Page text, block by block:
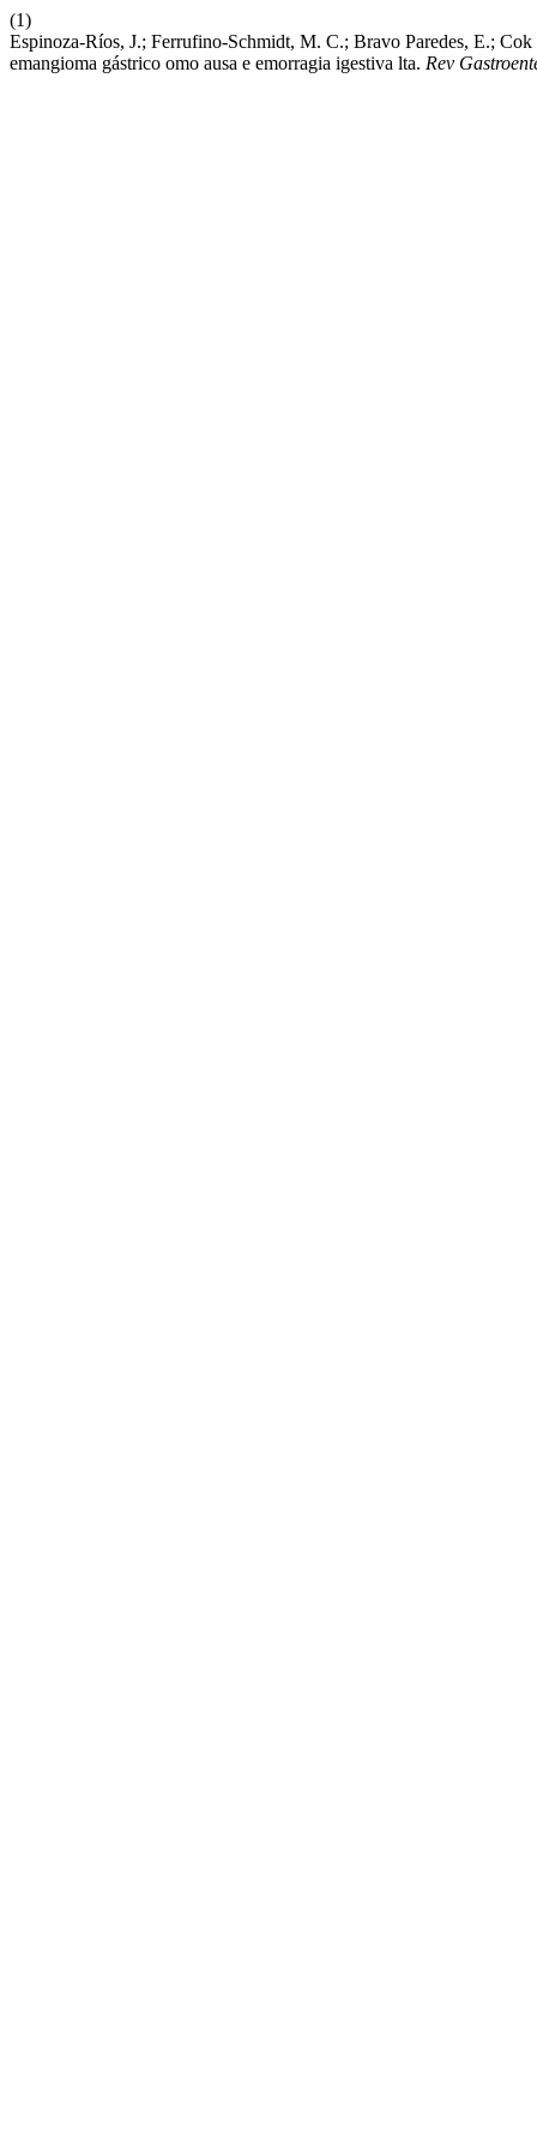
(1)
Espinoza-Ríos, J.; Ferrufino-Schmidt, M. C.; Bravo Paredes, E.;
emangioma gástrico omo ausa e emorragia igestiva lta. Rev